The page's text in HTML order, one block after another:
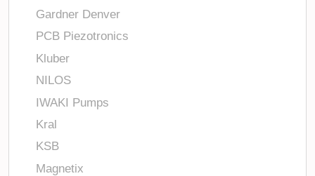
Gardner Denver
PCB Piezotronics
Kluber
NILOS
IWAKI Pumps
Kral
KSB
Magnetix